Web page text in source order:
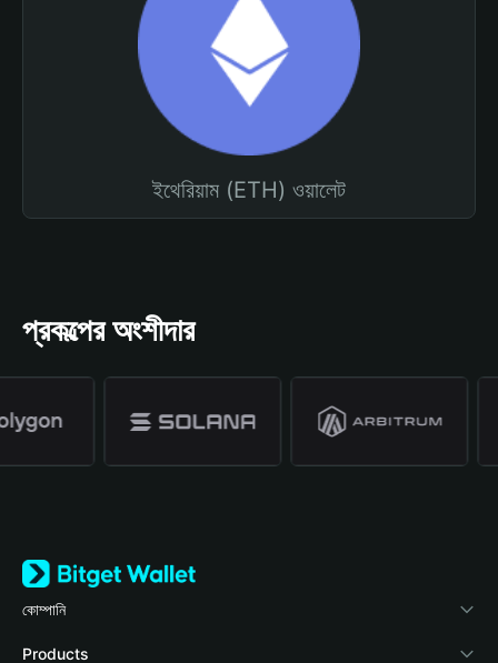
ইথেরিয়াম (ETH) ওয়ালেট
প্রকল্পের অংশীদার
কোম্পানি
Bitget Wallet সম্পর্কে
Products